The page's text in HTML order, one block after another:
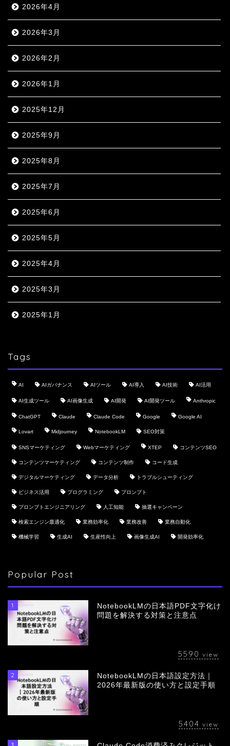
2026年4月
2026年3月
2026年2月
2026年1月
2025年12月
2025年9月
2025年8月
2025年7月
2025年6月
2025年5月
2025年4月
2025年3月
2025年1月
Tags
AI AIガバナンス AIツール AI導入 AI技術 AI活用
AI生成ツール AI画像生成 AI開発 AI開発ツール Anthropic
ChatGPT Claude Claude Code Google Google AI
Lovart Midjourney NotebookLM SEO対策
SNSマーケティング Webマーケティング XTEP コンテンツSEO
コンテンツマーケティング コンテンツ制作 コード生成
デジタルマーケティング データ分析 トラブルシューティング
ビジネス活用 プログラミング プロンプト
プロンプトエンジニアリング 人工知能 抽選キャンペーン
検索エンジン最適化 業務効率化 業務改善 業務自動化
機械学習 生成AI 生産性向上 画像生成AI 開発効率化
Popular Post
1
NotebookLMの日本語PDF文字化け
問題を解決する対策と注意点
5590 view
2
NotebookLMの日本語設定方法｜
2026年最新版の使い方と設定手順
5404 view
会社概要
採用情報